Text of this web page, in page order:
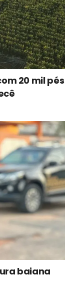
20 mil pés
baiana